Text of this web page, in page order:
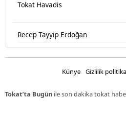
Tokat Havadis
Recep Tayyip Erdoğan
Künye Gizlilik
Tokat’ta Bugün ile son dakika tokat